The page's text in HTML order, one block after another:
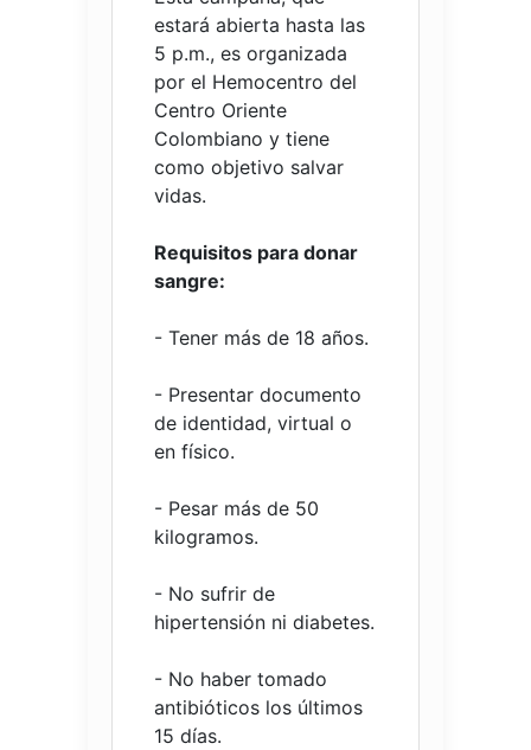
estará abierta hasta las
5 p.m., es organizada
por el Hemocentro del
Centro Oriente
Colombiano y tiene
como objetivo salvar
vidas.
Requisitos para donar
sangre:
- Tener más de 18 años.
- Presentar documento
de identidad, virtual o
en físico.
- Pesar más de 50
kilogramos.
- No sufrir de
hipertensión ni diabetes.
- No haber tomado
antibióticos los últimos
15 días.